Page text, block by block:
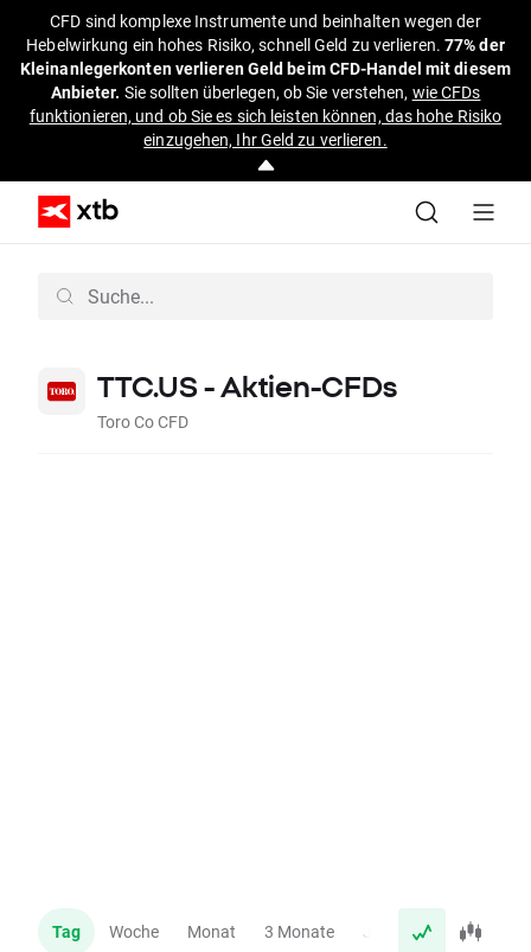
CFD sind komplexe Instrumente und beinhalten wegen der
Hebelwirkung ein hohes Risiko, schnell Geld zu verlieren.77% der
Kleinanlegerkonten verlieren Geld beim CFD-Handel mit diesem
Anbieter. Sie sollten überlegen, ob Sie verstehen, wie CFDs
funktionieren, und ob Sie es sich leisten können, das hohe Risiko
einzugehen, Ihr Geld zu verlieren.
TTC.US - Aktien-CFDs
Toro Co CFD
Tag Woche Monat 3 Monate Jahr